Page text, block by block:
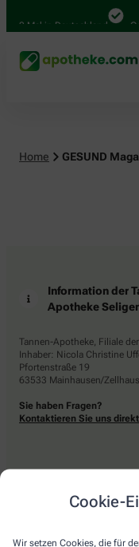
Cookie-
Wir setzen Cookies, die für
Mal in Deutschland
Home GESUND
Information der
Apotheke
Tannen-Apotheke, Filiale
Inhaber: Nicola Christine
Pfortenstraße 19
63533 Mainhausen/
Sie haben Fragen?
Kontaktieren Sie uns
Bar oder mit einer anderen